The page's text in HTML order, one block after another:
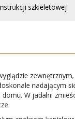
szkieletowej
nadającym
W jadalni